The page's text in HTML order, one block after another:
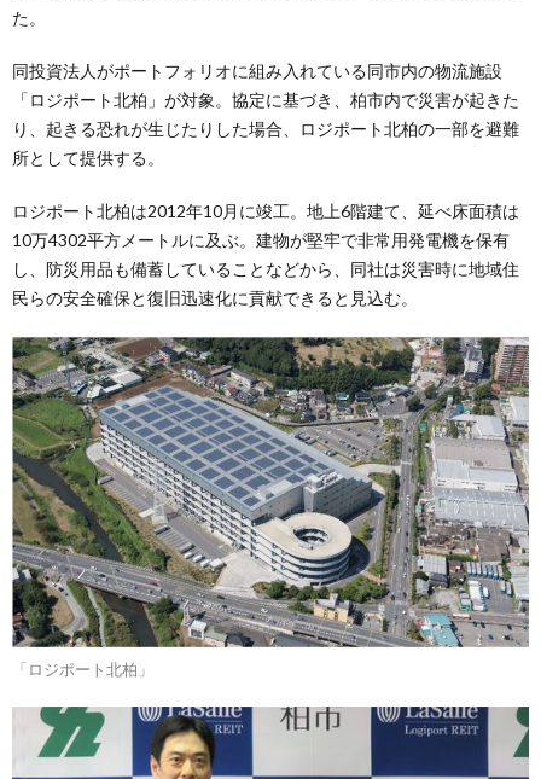
た。
同投資法人がポートフォリオに組み入れている同市内の物流施設
「ロジポート北柏」が対象。協定に基づき、柏市内で災害が起きた
り、起きる恐れが生じたりした場合、ロジポート北柏の一部を避難
所として提供する。
ロジポート北柏は2012年10月に竣工。地上6階建て、延べ床面積は
10万4302平方メートルに及ぶ。建物が堅牢で非常用発電機を保有
し、防災用品も備蓄していることなどから、同社は災害時に地域住
民らの安全確保と復旧迅速化に貢献できると見込む。
「ロジポート北柏」